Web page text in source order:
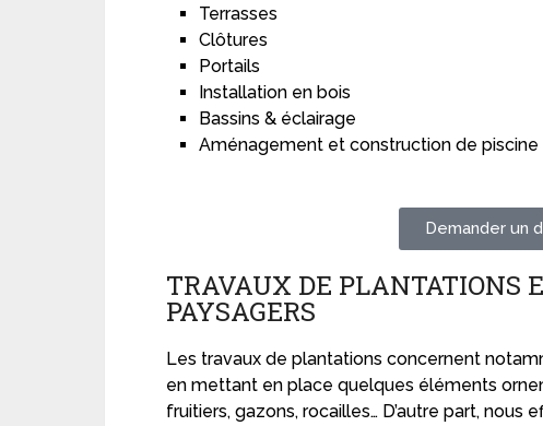
Terrasses
Clôtures
Portails
Installation en bois
Bassins & éclairage
Aménagement et construction de piscine
Demander un
TRAVAUX DE PLANTATIONS
PAYSAGERS
Les travaux de plantations concernent
en mettant en place quelques éléments
fruitiers, gazons, rocailles… D’autre part, nous